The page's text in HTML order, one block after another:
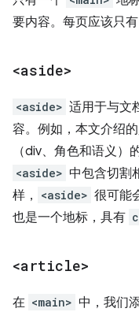
要内容。每页应该只有
<aside>
<aside> 适用于与文
容。例如，本文介绍
（div、角色和语义）
<aside> 中包含切割
样，
<aside> 很可能
也是一个地标，具有
<article>
在 <main> 中，我们